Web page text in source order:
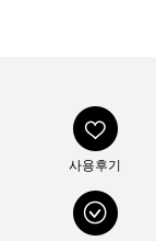
사용후기